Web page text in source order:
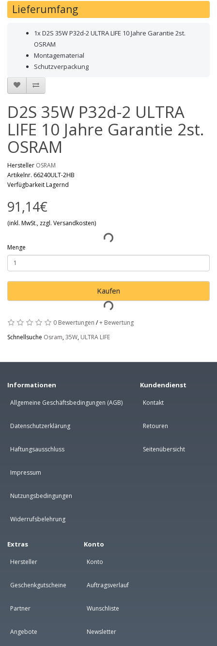
Lieferumfang
1x D2S 35W P32d-2 ULTRA LIFE 10 Jahre Garantie 2st.
OSRAM
Montagematerial
Schutzverpackung
D2S 35W P32d-2 ULTRA
LIFE 10 Jahre Garantie 2st.
OSRAM
Hersteller OSRAM
Artikelnr. 66240ULT-2HB
Verfügbarkeit Lagernd
91,14€
(inkl. MwSt., zzgl. Versandkosten)
Menge
Kaufen
0 Bewertungen /+ Bewertung
Schnellsuche Osram,35W, ULTRA LIFE
Informationen
Allgemeine Geschäftsbedingungen (AGB)
Datenschutzerklärung
Haftungsausschluss
Impressum
Nutzungsbedingungen
Widerrufsbelehrung
Kundendienst
Kontakt
Retouren
Seitenübersicht
Extras
Hersteller
Geschenkgutscheine
Partner
Angebote
Konto
Konto
Auftragsverlauf
Wunschliste
Newsletter